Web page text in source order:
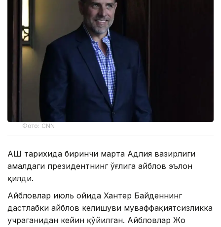
Фото: CNN
АҚШ тарихида биринчи марта Адлия вазирлиги
амалдаги президентнинг ўғлига айблов эълон
қилди.
Айбловлар июль ойида Хантер Байденнинг
дастлабки айблов келишуви муваффақиятсизликка
учраганидан кейин қўйилган. Айбловлар Жо